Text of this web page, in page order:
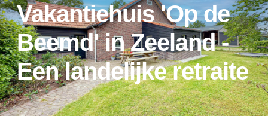
Vakantiehuis 'Op de
Beemd' in Zeeland -
Een landelijke retraite